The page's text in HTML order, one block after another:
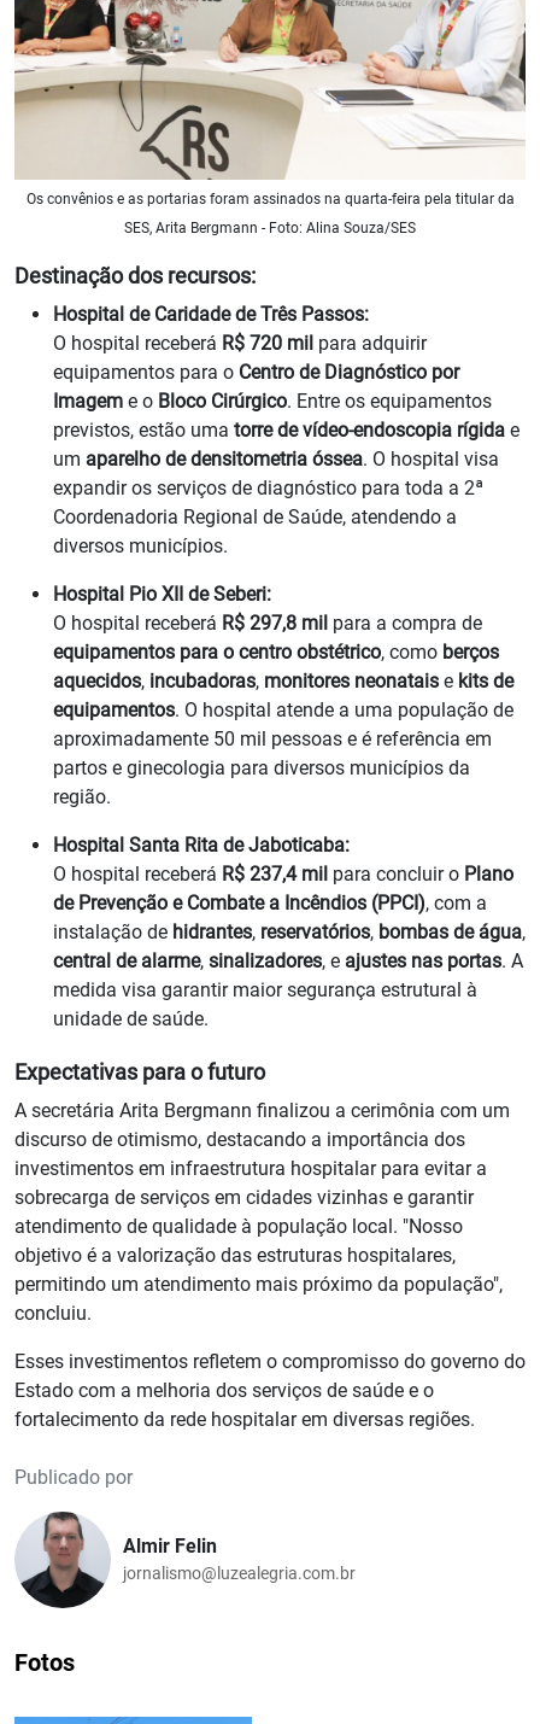
Os convênios e as portarias foram assinados na quarta-feira pela titular da
SES, Arita Bergmann - Foto: Alina Souza/SES
Destinação dos recursos:
Hospital de Caridade de Três Passos:
O hospital receberá R$ 720 mil para adquirir
equipamentos para o Centro de Diagnóstico por
Imagem e o Bloco Cirúrgico. Entre os equipamentos
previstos, estão uma torre de vídeo-endoscopia rígida e
um aparelho de densitometria óssea. O hospital visa
expandir os serviços de diagnóstico para toda a 2ª
Coordenadoria Regional de Saúde, atendendo a
diversos municípios.
Hospital Pio XII de Seberi:
O hospital receberá R$ 297,8 mil para a compra de
equipamentos para o centro obstétrico, como berços
aquecidos, incubadoras, monitores neonatais e kits de
equipamentos. O hospital atende a uma população de
aproximadamente 50 mil pessoas e é referência em
partos e ginecologia para diversos municípios da
região.
Hospital Santa Rita de Jaboticaba:
O hospital receberá R$ 237,4 mil para concluir o Plano
de Prevenção e Combate a Incêndios (PPCI), com a
instalação de hidrantes, reservatórios, bombas de água,
central de alarme, sinalizadores, e ajustes nas portas. A
medida visa garantir maior segurança estrutural à
unidade de saúde.
Expectativas para o futuro
A secretária Arita Bergmann finalizou a cerimônia com um
discurso de otimismo, destacando a importância dos
investimentos em infraestrutura hospitalar para evitar a
sobrecarga de serviços em cidades vizinhas e garantir
atendimento de qualidade à população local. "Nosso
objetivo é a valorização das estruturas hospitalares,
permitindo um atendimento mais próximo da população",
concluiu.
Esses investimentos refletem o compromisso do governo do
Estado com a melhoria dos serviços de saúde e o
fortalecimento da rede hospitalar em diversas regiões.
Publicado por
Almir Felin
jornalismo@luzealegria.com.br
Fotos